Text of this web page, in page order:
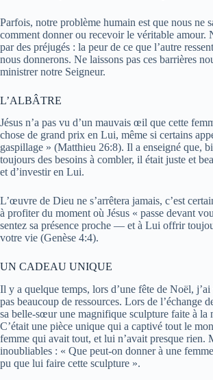
Parfois, notre problème humain est que nous ne
comment donner ou recevoir le véritable amour.
par des préjugés : la peur de ce que l’autre
nous donnerons. Ne laissons pas ces barrières
ministrer notre Seigneur.
L’ALBÂTRE
Jésus n’a pas vu d’un mauvais œil que cette
chose de grand prix en Lui, même si certains
gaspillage » (Matthieu 26:8). Il a enseigné que,
toujours des besoins à combler, il était juste et
et d’investir en Lui.
L’œuvre de Dieu ne s’arrêtera jamais, c’est
à profiter du moment où Jésus « passe devant
sentez sa présence proche — et à Lui offrir
votre vie (Genèse 4:4).
UN CADEAU UNIQUE
Il y a quelque temps, lors d’une fête de Noël,
pas beaucoup de ressources. Lors de l’échange
sa belle-sœur une magnifique sculpture faite à la
C’était une pièce unique qui a captivé tout le
femme qui avait tout, et lui n’avait presque rien.
inoubliables : « Que peut-on donner à une
pu que lui faire cette sculpture ».